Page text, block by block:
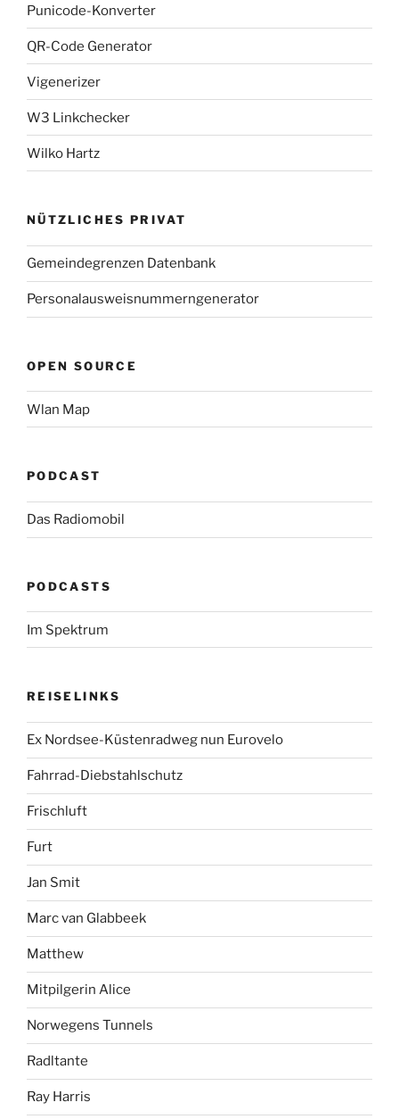
Punicode-Konverter
QR-Code Generator
Vigenerizer
W3 Linkchecker
Wilko Hartz
NÜTZLICHES PRIVAT
Gemeindegrenzen Datenbank
Personalausweisnummerngenerator
OPEN SOURCE
Wlan Map
PODCAST
Das Radiomobil
PODCASTS
Im Spektrum
REISELINKS
Ex Nordsee-Küstenradweg nun Eurovelo
Fahrrad-Diebstahlschutz
Frischluft
Furt
Jan Smit
Marc van Glabbeek
Matthew
Mitpilgerin Alice
Norwegens Tunnels
Radltante
Ray Harris